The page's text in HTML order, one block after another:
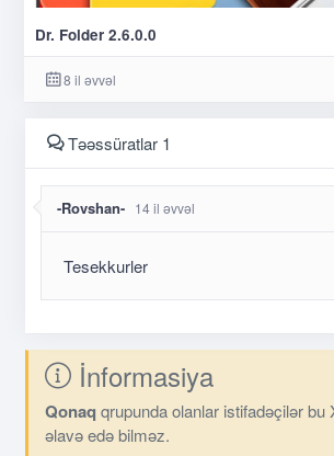
Dr. Folder 2.6.0.0
8 il əvvəl
Təəssüratlar 1
-Rovshan- 14 il əvvəl
Tesekkurler
İnformasiya
Qonaq qrupunda olanlar istifadəçilər bu
əlavə edə bilməz.